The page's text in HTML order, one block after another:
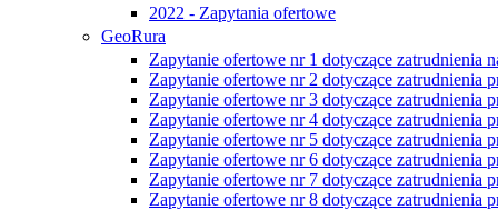
2022 - Zapytania ofertowe
GeoRura
Zapytanie ofertowe nr 1 dotyczące
Zapytanie ofertowe nr 2 dotyczące zatrudnienia
Zapytanie ofertowe nr 3 dotyczące zatrudnienia
Zapytanie ofertowe nr 4 dotyczące zatrudnienia
Zapytanie ofertowe nr 5 dotyczące zatrudnienia
Zapytanie ofertowe nr 6 dotyczące zatrudnienia
Zapytanie ofertowe nr 7 dotyczące zatrudnienia
Zapytanie ofertowe nr 8 dotyczące zatrudnienia